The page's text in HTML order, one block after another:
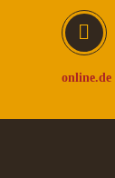
online.de